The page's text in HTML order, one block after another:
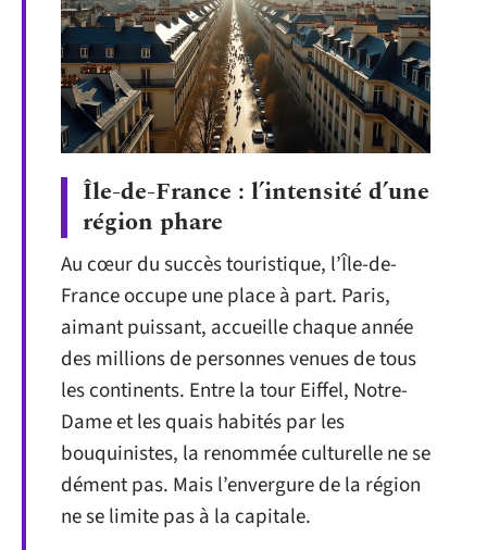
Île-de-France : l’intensité d’une
région phare
Au cœur du succès touristique, l’Île-de-
France occupe une place à part. Paris,
aimant puissant, accueille chaque année
des millions de personnes venues de tous
les continents. Entre la tour Eiffel, Notre-
Dame et les quais habités par les
bouquinistes, la renommée culturelle ne se
dément pas. Mais l’envergure de la région
ne se limite pas à la capitale.